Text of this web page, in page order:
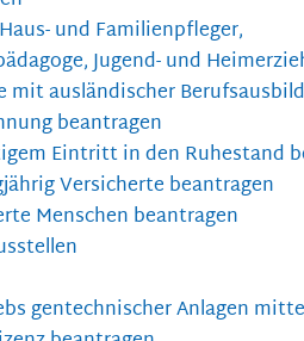
und Familienpfleger,
Jugend- und
mit ausländischer
beantragen
Eintritt in den Ruhestand
Versicherte beantragen
Menschen beantragen
gentechnischer Anlagen